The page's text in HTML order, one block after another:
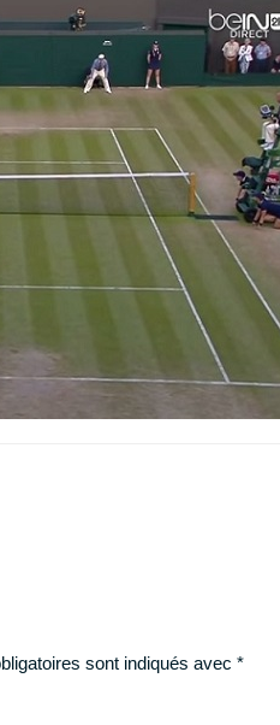
sont indiqués avec *